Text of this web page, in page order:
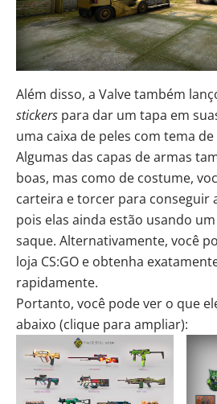
Além disso, a Valve também
stickers para dar um tapa em
uma caixa de peles com tema
Algumas das capas de armas
boas, mas como de costume,
carteira e torcer para conseguir
pois elas ainda estão usando
saque. Alternativamente, você
loja CS:GO e obtenha
rapidamente.
Portanto, você pode ver o que
abaixo (clique para ampliar):